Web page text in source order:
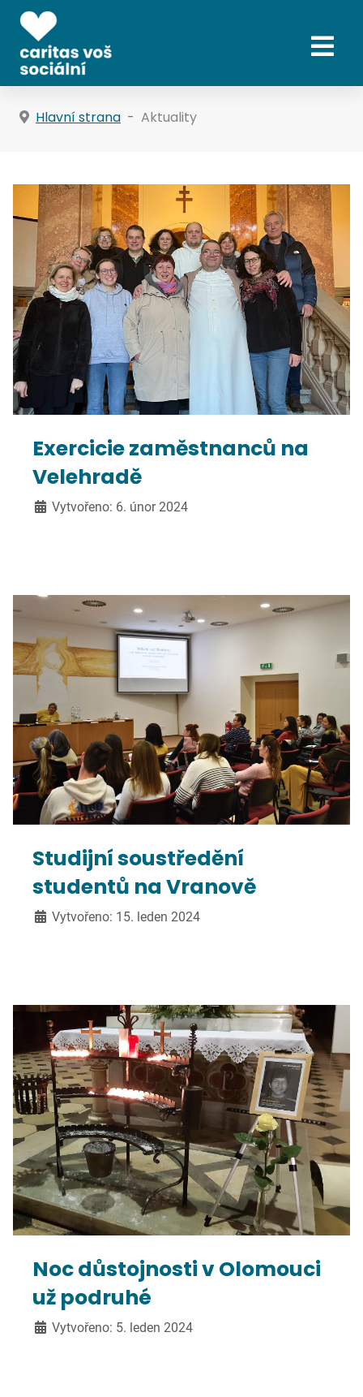
Hlavní strana Aktuality
Exercicie zaměstnanců na
Velehradě
Vytvořeno: 6. únor 2024
Studijní soustředění
studentů na Vranově
Vytvořeno: 15. leden 2024
Noc důstojnosti v Olomouci
už podruhé
Vytvořeno: 5. leden 2024